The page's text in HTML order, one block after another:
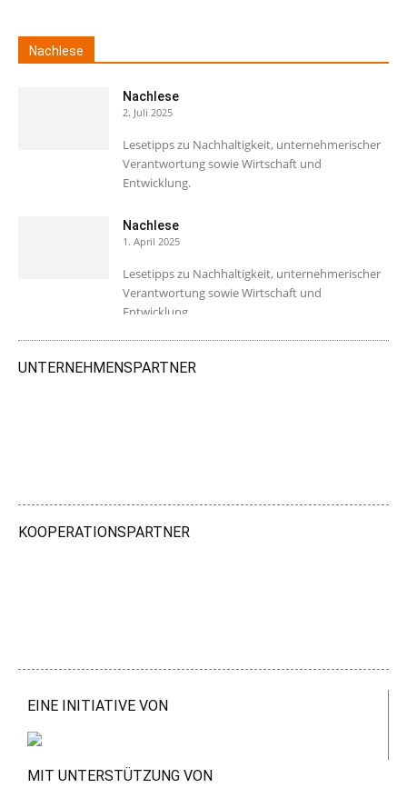
Nachlese
Nachlese
2. Juli 2025
Lesetipps zu Nachhaltigkeit, unternehmerischer
Verantwortung sowie Wirtschaft und
Entwicklung.
Nachlese
1. April 2025
Lesetipps zu Nachhaltigkeit, unternehmerischer
Verantwortung sowie Wirtschaft und
Entwicklung.
UNTERNEHMENSPARTNER
KOOPERATIONSPARTNER
EINE INITIATIVE VON
MIT UNTERSTÜTZUNG VON